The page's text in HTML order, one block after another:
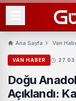
Ana Sayfa Van
VAN HABER
Doğu
Açıklandı: